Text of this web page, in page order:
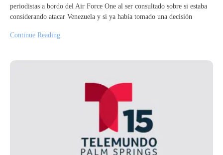
periodistas a bordo del Air Force One al ser consultado sobre si estaba
considerando atacar Venezuela y si ya había tomado una decisión
Continue Reading